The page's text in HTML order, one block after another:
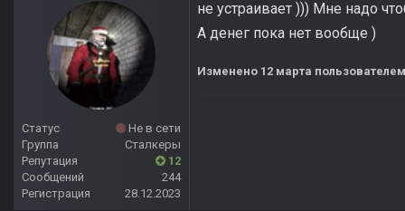
Статус
Не в сети
Группа
Сталкеры
Репутация
12
Сообщений
244
Регистрация
28.12.2023
не устраивает ))) Мне надо
А денег пока нет вообще )
Изменено 12 марта